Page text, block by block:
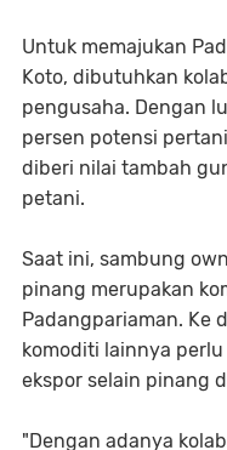
Untuk memajukan
Koto, dibutuhkan
pengusaha. Dengan
persen potensi
diberi nilai tambah
petani.
Saat ini, sambung
pinang merupakan
Padangpariaman. Ke
komoditi lainnya
ekspor selain pinang
"Dengan adanya